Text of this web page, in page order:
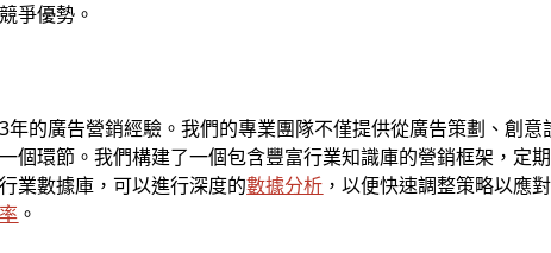
爭優勢。
的廣告營銷經驗。我們的專業團隊不僅提供從廣告策劃、創意
個環節。我們構建了一個包含豐富行業知識庫的營銷框架，定
業數據庫，可以進行深度的數據分析 ，以便快速調整策略以應
。